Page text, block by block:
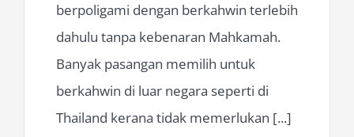
berpoligami dengan berkahwin terlebih
dahulu tanpa kebenaran Mahkamah.
Banyak pasangan memilih untuk
berkahwin di luar negara seperti di
Thailand kerana tidak memerlukan [...]